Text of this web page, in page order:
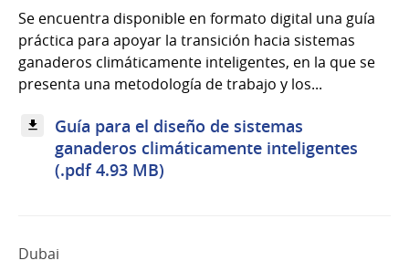
Se encuentra disponible en formato digital una guía
práctica para apoyar la transición hacia sistemas
ganaderos climáticamente inteligentes, en la que se
presenta una metodología de trabajo y los...
Guía para el diseño de sistemas
ganaderos climáticamente inteligentes
(.pdf 4.93 MB)
Dubai